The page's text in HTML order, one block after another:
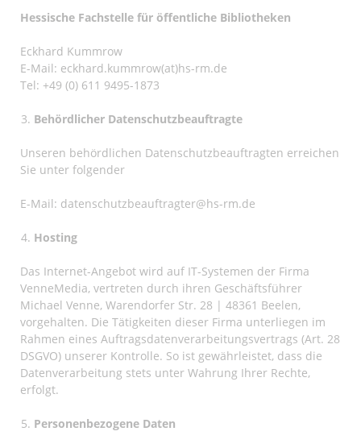
Hessische Fachstelle für öffentliche Bibliotheken
Eckhard Kummrow
E-Mail: eckhard.kummrow(at)hs-rm.de
Tel: +49 (0) 611 9495-1873
Behördlicher Datenschutzbeauftragte
Unseren behördlichen Datenschutzbeauftragten erreichen
Sie unter folgender
E-Mail: datenschutzbeauftragter@hs-rm.de
Hosting
Das Internet-Angebot wird auf IT-Systemen der Firma
VenneMedia, vertreten durch ihren Geschäftsführer
Michael Venne, Warendorfer Str. 28 | 48361 Beelen,
vorgehalten. Die Tätigkeiten dieser Firma unterliegen im
Rahmen eines Auftragsdatenverarbeitungsvertrags (Art. 28
DSGVO) unserer Kontrolle. So ist gewährleistet, dass die
Datenverarbeitung stets unter Wahrung Ihrer Rechte,
erfolgt.
Personenbezogene Daten